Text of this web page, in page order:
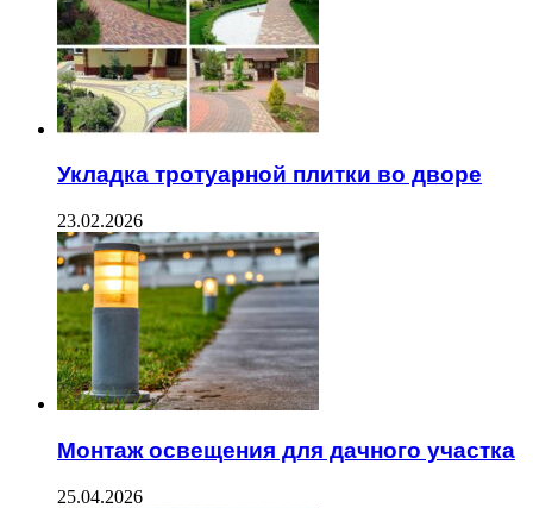
Укладка тротуарной плитки во дворе
23.02.2026
Монтаж освещения для дачного участка
25.04.2026